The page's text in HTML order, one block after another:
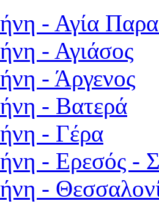
- Αγία
- Αγιάσος
- Άργενος
- Βατερά
- Γέρα
- Ερεσός -
-